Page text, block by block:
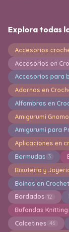
Explora todas
Accesorios
Accesorios en
Accesorios para
Adornos en
Alfombras en
Amigurumi Gnomo
Amigurumi para
Aplicaciones en
Bermudas 3
Bisuteria y
Boinas en Crochet
Bordados 12
Bufandas Knitting
Calcetines 46